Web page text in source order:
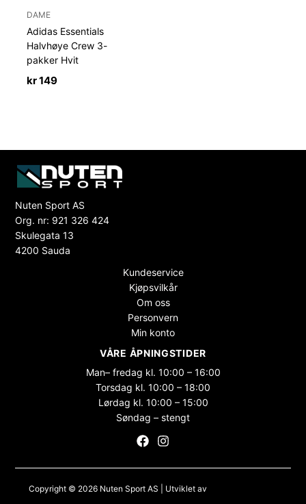
DAME
Adidas Essentials
Halvhøye Crew 3-
pakker Hvit
kr149
Nuten Sport AS
Org. nr: 921 326 424
Skulegata 13
4200 Sauda
Kundeservice
Kjøpsvilkår
Om oss
Personvern
Min konto
VÅRE ÅPNINGSTIDER
Man– fredag kl. 10:00 – 16:00
Torsdag kl. 10:00 – 18:00
Lørdag kl. 10:00 – 15:00
Søndag – stengt
Copyright © 2026 Nuten Sport AS | Utviklet av